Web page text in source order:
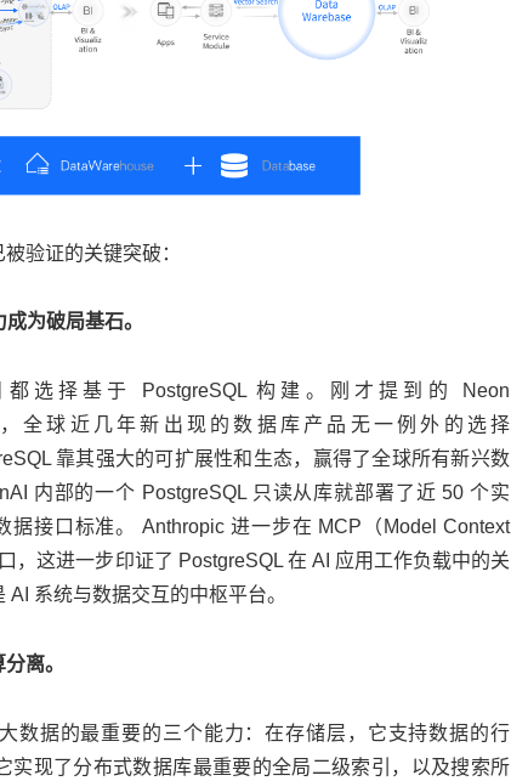
验证的关键突破：
为破局基石。
选择基于 PostgreSQL 构建。刚才提到的 Neon
全球近几年新出现的数据库产品无一例外的选择
靠其强大的可扩展性和生态，赢得了全球所有新兴数
内部的一个 PostgreSQL 只读从库就部署了近 50 个实
接口标准。 Anthropic 进一步在 MCP（Model Context
，这进一步印证了 PostgreSQL 在 AI 应用工作负载中的关
系统与数据交互的中枢平台。
离。
数据的最重要的三个能力：在存储层，它支持数据的行
实现了分布式数据库最重要的全局二级索引，以及搜索所